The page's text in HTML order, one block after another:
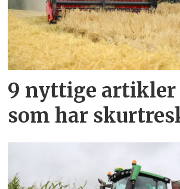
9 nyttige artikler
som har